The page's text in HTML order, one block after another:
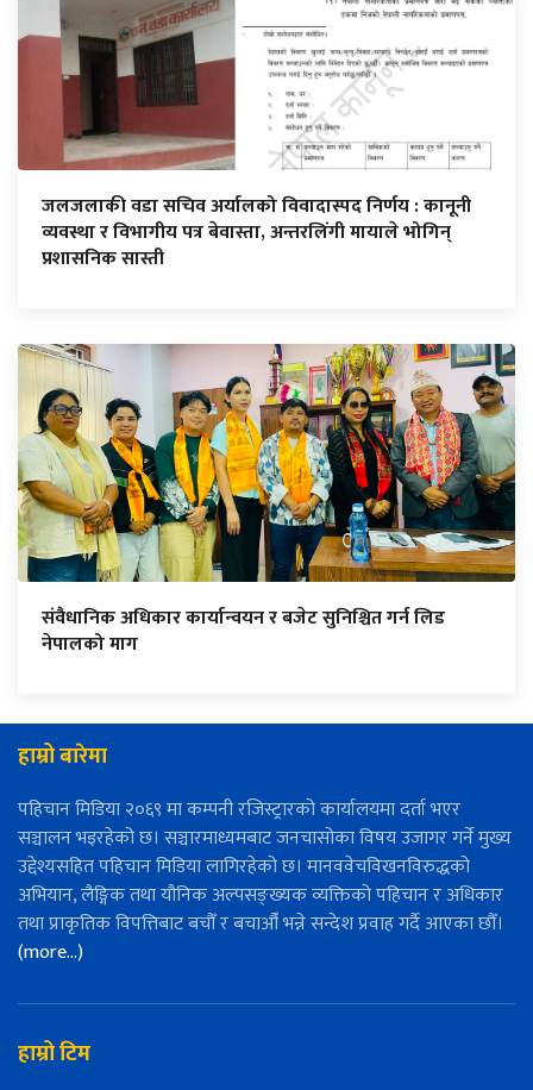
जलजलाकी वडा सचिव अर्यालको विवादास्पद निर्णय : कानूनी
व्यवस्था र विभागीय पत्र बेवास्ता, अन्तरलिंगी मायाले भोगिन्
प्रशासनिक सास्ती
संवैधानिक अधिकार कार्यान्वयन र बजेट सुनिश्चित गर्न लिड
नेपालको माग
हाम्रो बारेमा
पहिचान मिडिया २०६९ मा कम्पनी रजिस्ट्रारको कार्यालयमा दर्ता भएर
सञ्चालन भइरहेको छ। सञ्चारमाध्यमबाट जनचासोका विषय उजागर गर्ने मुख्य
उद्देश्यसहित पहिचान मिडिया लागिरहेको छ। मानववेचविखनविरुद्धको
अभियान, लैङ्गिक तथा यौनिक अल्पसङ्ख्यक व्यक्तिको पहिचान र अधिकार
तथा प्राकृतिक विपत्तिबाट बचौँ र बचाऔँ भन्ने सन्देश प्रवाह गर्दै आएका छौँ।
(more…)
हाम्रो टिम